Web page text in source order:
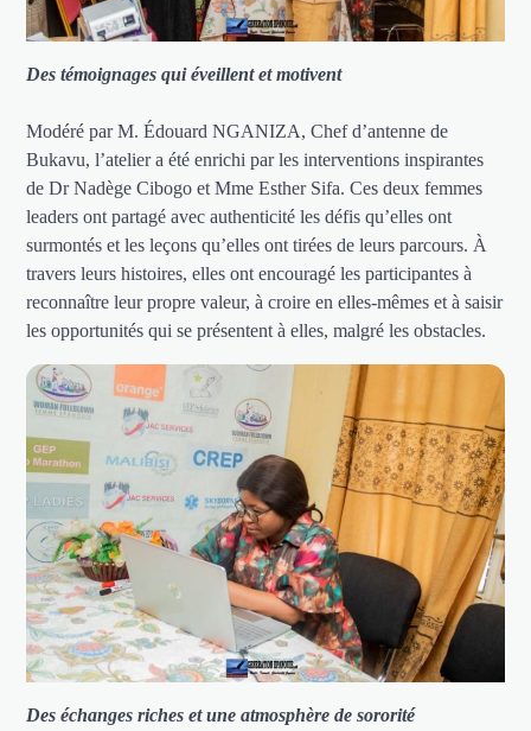
Des témoignages qui éveillent et motivent
Modéré par M. Édouard NGANIZA, Chef d’antenne de
Bukavu, l’atelier a été enrichi par les interventions inspirantes
de Dr Nadège Cibogo et Mme Esther Sifa. Ces deux femmes
leaders ont partagé avec authenticité les défis qu’elles ont
surmontés et les leçons qu’elles ont tirées de leurs parcours. À
travers leurs histoires, elles ont encouragé les participantes à
reconnaître leur propre valeur, à croire en elles-mêmes et à saisir
les opportunités qui se présentent à elles, malgré les obstacles.
Des échanges riches et une atmosphère de sororité